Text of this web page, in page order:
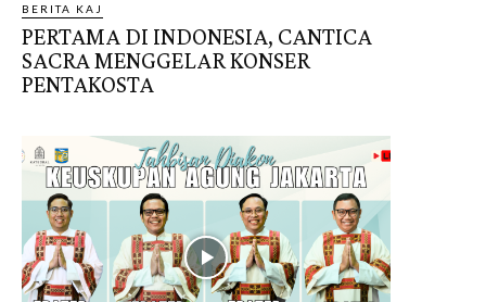
BERITA KAJ
PERTAMA DI INDONESIA, CANTICA
SACRA MENGGELAR KONSER
PENTAKOSTA